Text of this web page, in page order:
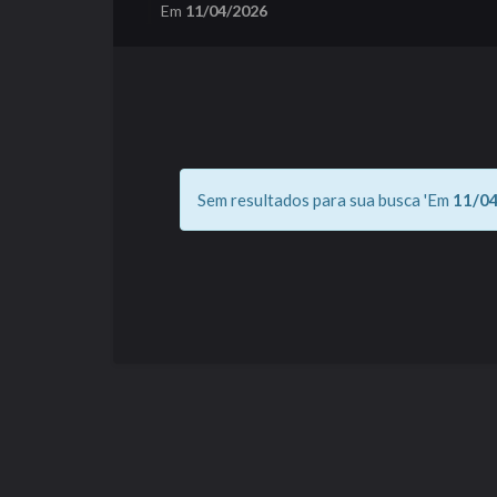
Em 11/04/2026
Sem resultados para sua busca 'Em 11/